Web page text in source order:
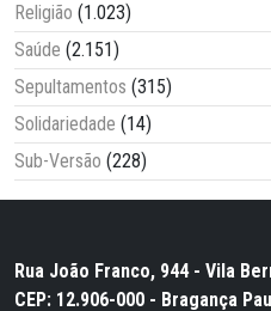
Religião (1.023)
Saúde (2.151)
Sepultamentos (315)
Solidariedade (14)
Sub-Versão (228)
Rua João Franco, 944 - Vila
CEP: 12.906-000 - Bragança